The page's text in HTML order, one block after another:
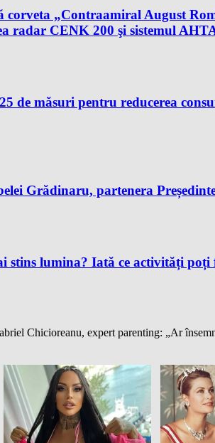
corveta „Contraamiral August
radar CENK 200 şi sistemul
de măsuri pentru reducerea
Grădinaru, partenera
stins lumina? Iată ce activități poți
Chicioreanu, expert parenting: „Ar